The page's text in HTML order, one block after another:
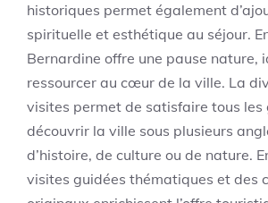
historiques permet également
spirituelle et esthétique au séjour.
Bernardine offre une pause nature,
ressourcer au cœur de la ville. La
visites permet de satisfaire tous les
découvrir la ville sous plusieurs
d’histoire, de culture ou de nature.
visites guidées thématiques et des